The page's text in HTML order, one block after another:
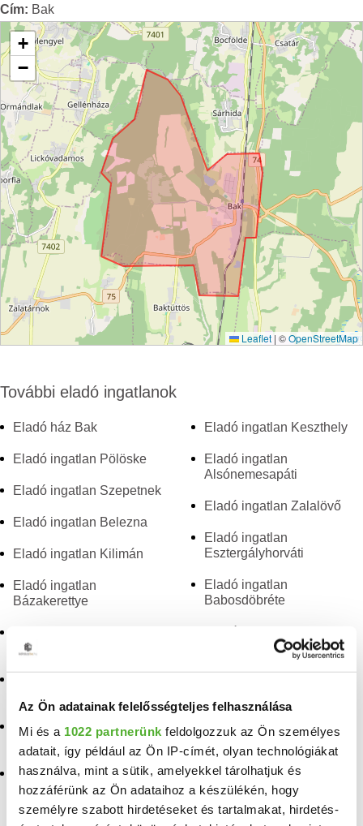
Az Ön adatainak felelősségteljes felhasználása
Mi és a 1022 partnerünk feldolgozzuk az Ön személyes
adatait, így például az Ön IP-címét, olyan technológiákat
használva, mint a sütik, amelyekkel tárolhatjuk és
hozzáférünk az Ön adataihoz a készülékén, hogy
személyre szabott hirdetéseket és tartalmakat, hirdetés-
Cím: Bak
+
−
Leaflet | ©OpenStreetMap
További eladó ingatlanok
Eladó ház Bak
Eladó ingatlan Pölöske
Eladó ingatlan Szepetnek
Eladó ingatlan Belezna
Eladó ingatlan Kilimán
Eladó ingatlan
Bázakerettye
Tótszentmárton
Eladó ingatlan
Zalaszentbalázs
Eladó ingatlan
Zalaszentgrót
Eladó ingatlan Keszthely
Eladó ingatlan
Alsónemesapáti
Eladó ingatlan Zalalövő
Eladó ingatlan
Esztergályhorváti
Eladó ingatlan
Babosdöbréte
Eladó ingatlan
Pusztaszentlászló
Eladó ingatlan Nagygörbő
Eladó ingatlan Surd